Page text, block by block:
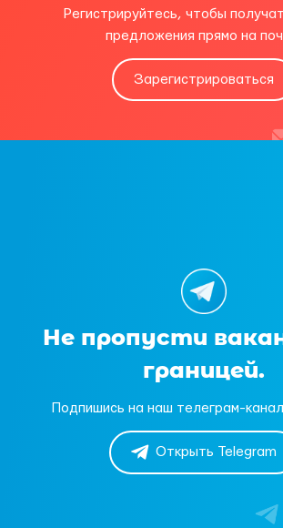
Регистрируйтесь, чтобы
предложения прямо на
Зарегистрироваться
Не пропусти
границей.
Подпишись на наш телеграм-
Открыть Telegram